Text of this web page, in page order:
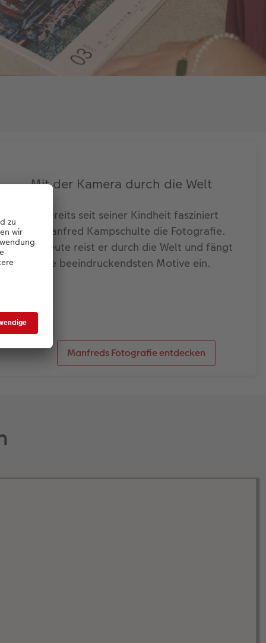
Mit der Kamera durch die Welt
Bereits seit seiner Kindheit fasziniert
Manfred Kampschulte die Fotografie.
Heute reist er durch die Welt und fängt
die beeindruckendsten Motive ein.
Manfreds Fotografie entdecken